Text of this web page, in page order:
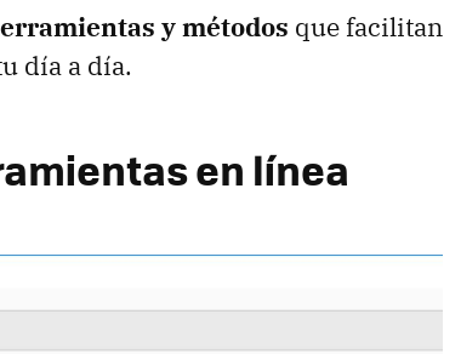
y métodos que facilitan
día a día.
en línea